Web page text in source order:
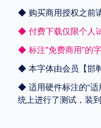
◆ 购买商用授权之前
◆ 付费下载仅限个人
◆ 标注"免费商用"的
◆ 本字体由会员【邯
◆ 适用硬件标注的“适
统上进行了测试，装